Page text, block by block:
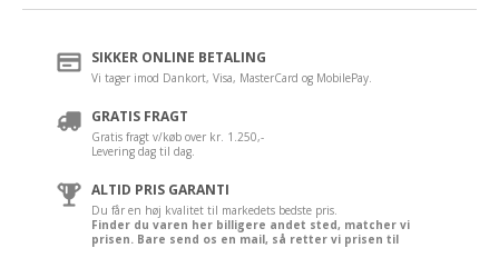
SIKKER ONLINE BETALING
Vi tager imod Dankort, Visa, MasterCard og MobilePay.
GRATIS FRAGT
Gratis fragt v/køb over kr. 1.250,-
Levering dag til dag.
ALTID PRIS GARANTI
Du får en høj kvalitet til markedets bedste pris.
Finder du varen her billigere andet sted, matcher vi
prisen. Bare send os en mail, så retter vi prisen til